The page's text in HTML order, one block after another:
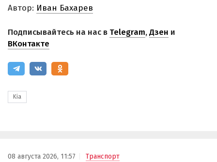
Автор: Иван Бахарев
Подписывайтесь на нас в Telegram,Дзен и
ВКонтакте
Kia
08 августа 2026, 11:57 Транспорт